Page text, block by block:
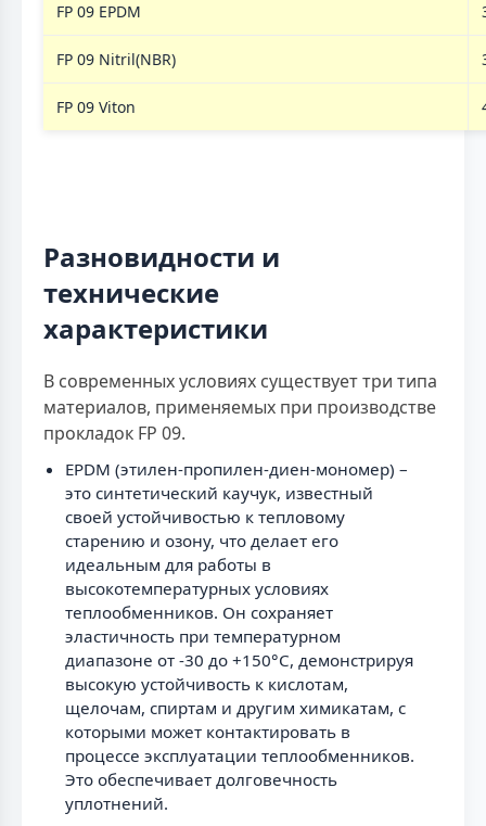
FP 09 EPDM
FP 09 Nitril(NBR)
FP 09 Viton
Разновидности и
технические
характеристики
В современных условиях существует три типа
материалов, применяемых при производстве
прокладок FP 09.
EPDM (этилен-пропилен-диен-мономер) –
это синтетический каучук, известный
своей устойчивостью к тепловому
старению и озону, что делает его
идеальным для работы в
высокотемпературных условиях
теплообменников. Он сохраняет
эластичность при температурном
диапазоне от -30 до +150°C, демонстрируя
высокую устойчивость к кислотам,
щелочам, спиртам и другим химикатам, с
которыми может контактировать в
процессе эксплуатации теплообменников.
Это обеспечивает долговечность
уплотнений.